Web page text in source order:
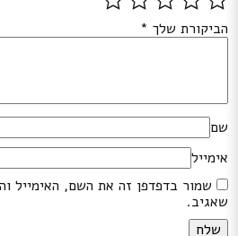
הביקורת שלך *
שם
אימייל
שמור בדפדפן זה את השם, האימייל
שאגיב.